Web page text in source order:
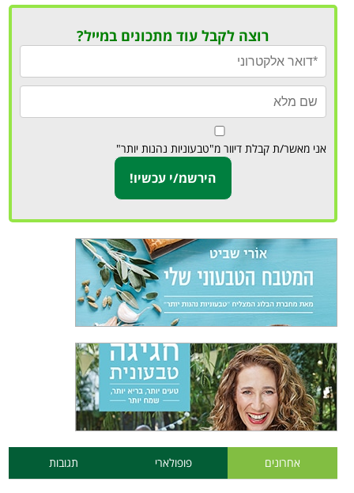
רוצה לקבל עוד מתכונים במייל?
אני מאשר/ת קבלת דיוור מ"טבעוניות נהנות יותר"
אחרונים פופולארי תגובות